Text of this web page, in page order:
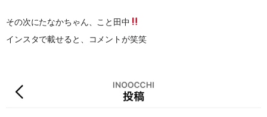
その次にたなかちゃん、こと田中
インスタで載せると、コメントが笑笑